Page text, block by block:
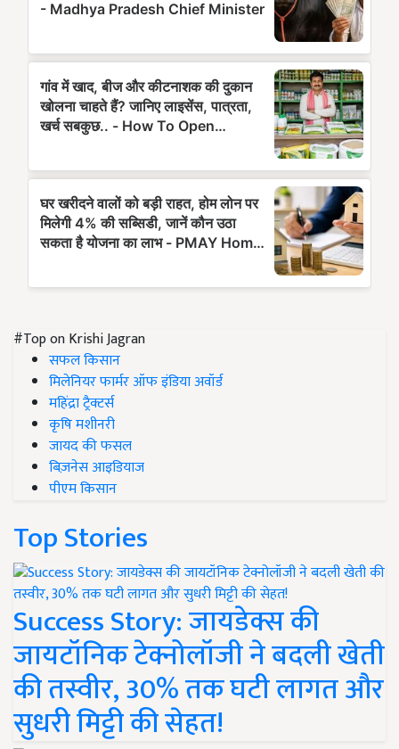
#Top on Krishi Jagran
सफल किसान
मिलेनियर फार्मर ऑफ इंडिया अवॉर्ड
महिंद्रा ट्रैक्टर्स
कृषि मशीनरी
जायद की फसल
बिज़नेस आइडियाज
पीएम किसान
Top Stories
Success Story: जायडेक्स की
जायटॉनिक टेक्नोलॉजी ने बदली खेती
की तस्वीर, 30% तक घटी लागत और
सुधरी मिट्टी की सेहत!